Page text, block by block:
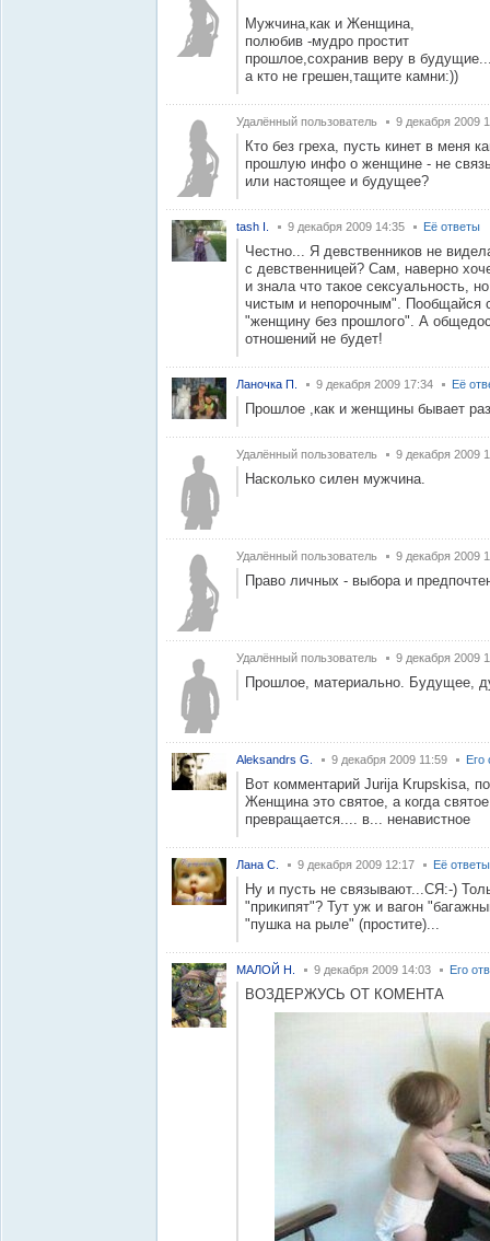
Мужчина,как и Женщина,
полюбив -мудро простит
прошлое,сохранив веру в
а кто не грешен,тащите камни:))
Удалённый пользователь 9 декабря 2009
Кто без греха, пусть кинет в меня
прошлую инфо о женщине - не
или настоящее и будущее?
tash I. 9 декабря 2009 14:35 Её ответы
Честно... Я девственников не
с девственницей? Сам, наверно
и знала что такое сексуальность,
чистым и непорочным". Пообщайся
"женщину без прошлого". А
отношений не будет!
Ланочка П. 9 декабря 2009 17:34 Её
Прошлое ,как и женщины бывает
Удалённый пользователь 9 декабря 2009
Насколько силен мужчина.
Удалённый пользователь 9 декабря 2009
Право личных - выбора и
Удалённый пользователь 9 декабря 2009
Прошлое, материально. Будущее,
Aleksandrs G. 9 декабря 2009 11:59 Его
Вот комментарий Jurija Krupskisa,
Женщина это святое, а когда
превращается.... в... ненавистное
Лана С. 9 декабря 2009 12:17 Её ответы
Ну и пусть не связывают...СЯ:-)
"прикипят"? Тут уж и вагон
"пушка на рыле" (простите)...
МАЛОЙ Н. 9 декабря 2009 14:03 Его
ВОЗДЕРЖУСЬ ОТ КОМЕНТА